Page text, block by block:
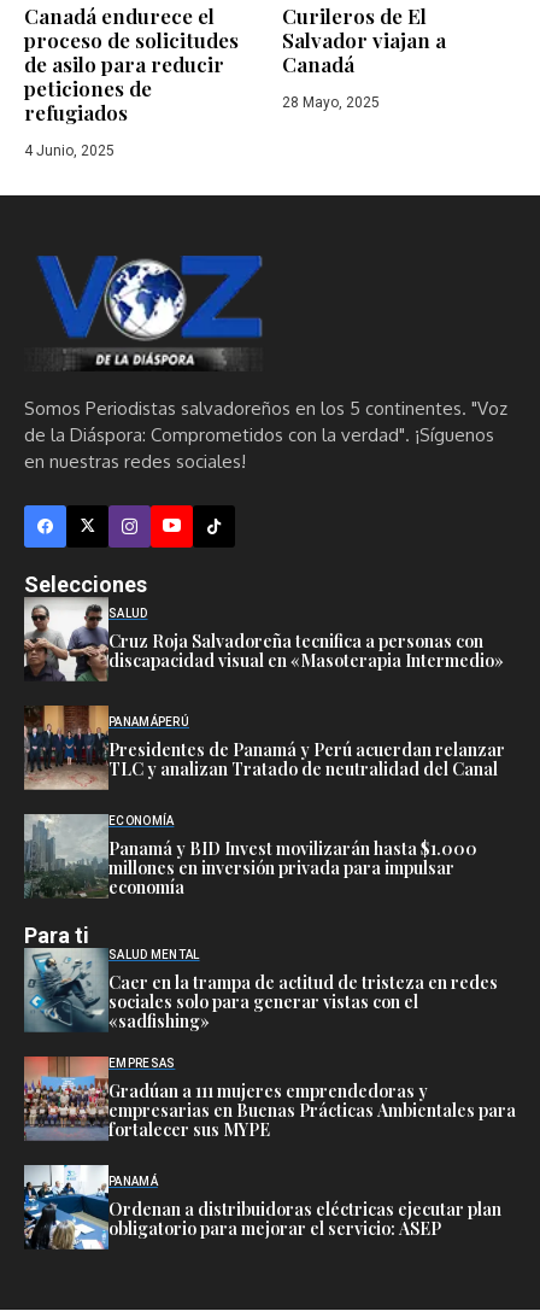
Canadá endurece el
proceso de solicitudes
de asilo para reducir
peticiones de
refugiados
4 Junio, 2025
Curileros de El
Salvador viajan a
Canadá
28 Mayo, 2025
Somos Periodistas salvadoreños en los 5 continentes. "Voz
de la Diáspora: Comprometidos con la verdad". ¡Síguenos
en nuestras redes sociales!
Selecciones
SALUD
Cruz Roja Salvadoreña tecnifica a personas con
discapacidad visual en «Masoterapia Intermedio»
PANAMÁPERÚ
Presidentes de Panamá y Perú acuerdan relanzar
TLC y analizan Tratado de neutralidad del Canal
ECONOMÍA
Panamá y BID Invest movilizarán hasta $1.000
millones en inversión privada para impulsar
economía
Para ti
SALUD MENTAL
Caer en la trampa de actitud de tristeza en redes
sociales solo para generar vistas con el
«sadfishing»
EMPRESAS
Gradúan a 111 mujeres emprendedoras y
empresarias en Buenas Prácticas Ambientales para
fortalecer sus MYPE
PANAMÁ
Ordenan a distribuidoras eléctricas ejecutar plan
obligatorio para mejorar el servicio: ASEP